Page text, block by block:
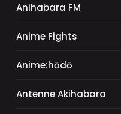
Anihabara FM
Anime Fights
Anime:hōdō
Antenne Akihabara